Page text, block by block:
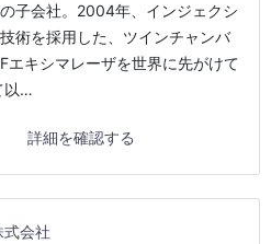
子会社。2004年、インジェクシ
術を採用した、ツインチャンバ
エキシマレーザを世界に先がけて
以…
詳細を確認する
会社